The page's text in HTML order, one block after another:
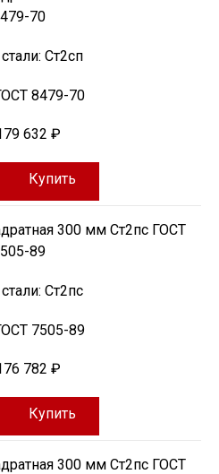
70
Ст2сп
8479-70
632 ₽
Купить
300 мм Ст2пс ГОСТ
89
Ст2пс
7505-89
782 ₽
Купить
300 мм Ст2пс ГОСТ